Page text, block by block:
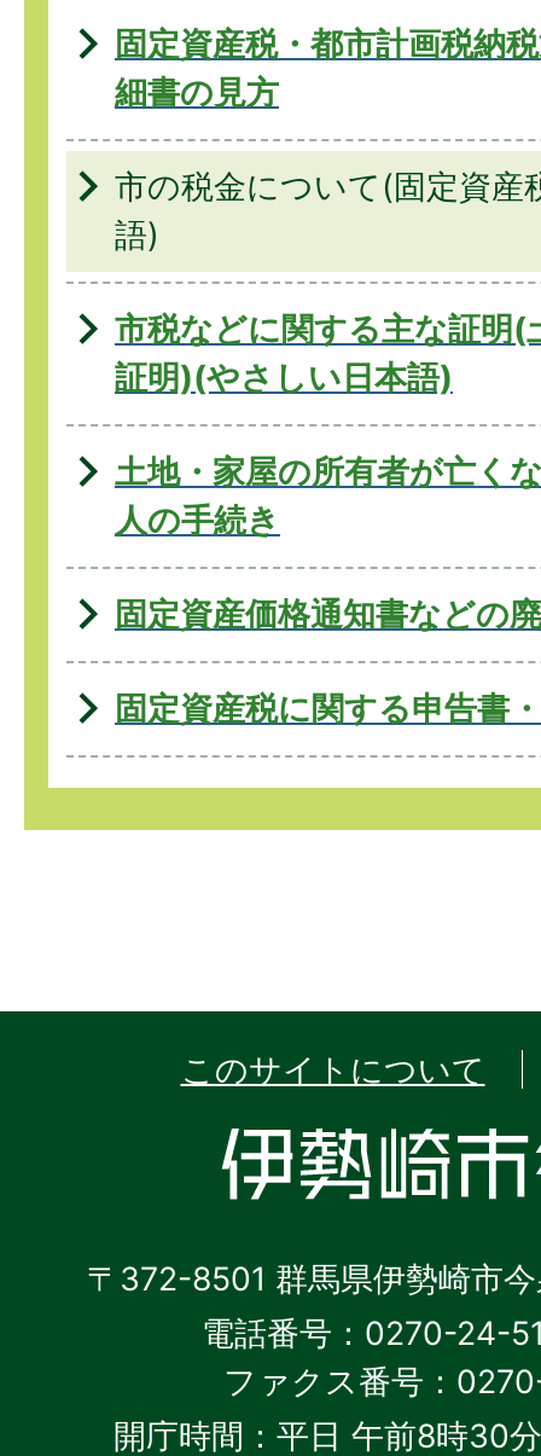
固定資産税・都市計画税納
細書の見方
市の税金について(固定資産
語)
市税などに関する主な証明(
証明)(やさしい日本語)
土地・家屋の所有者が亡く
人の手続き
固定資産価格通知書などの
固定資産税に関する申告書
このサイトについて
〒372-8501 群馬県伊勢崎市
電話番号：0270-24-
ファクス番号：
開庁時間：平日 午前8時30